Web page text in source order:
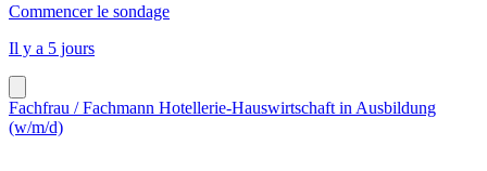
Commencer le sondage
Il y a 5 jours
Fachfrau / Fachmann Hotellerie-Hauswirtschaft in Ausbildung
(w/m/d)